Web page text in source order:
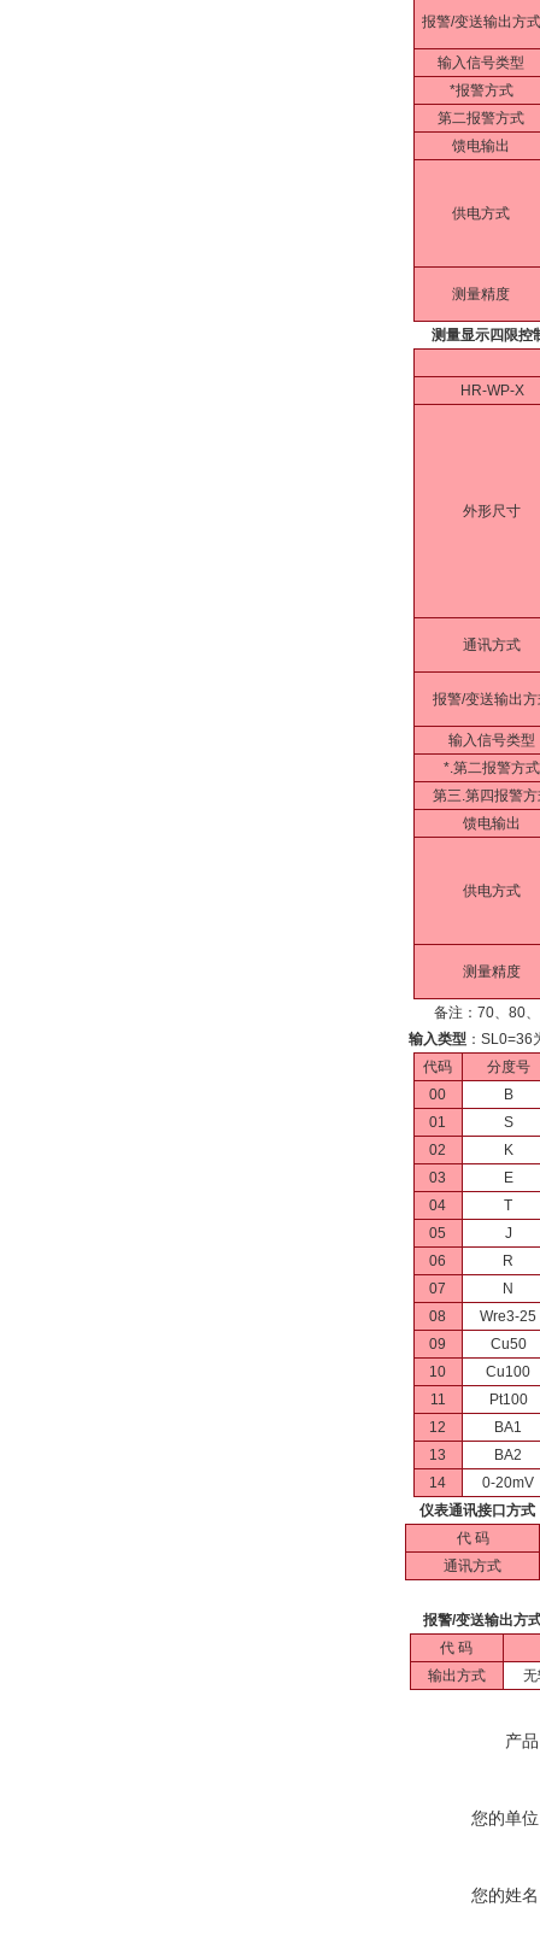
报警/变送输出方式
输入信号类型
*报警方式
第二报警方式
馈电输出
供电方式
测量精度
测量显示四限控
HR-WP-X
外形尺寸
通讯方式
报警/变送输出方
输入信号类型
*.第二报警方式
第三.第四报警方
馈电输出
供电方式
测量精度
备注：70、80、
输入类型 ：
代码
分度号
00
B
01
S
02
K
03
E
04
T
05
J
06
R
07
N
08
Wre3-25
09
Cu50
10
Cu100
11
Pt100
12
BA1
13
BA2
14
0-20mV
仪表通讯接口方式
代 码
通讯方式
报警/变送输出方
代 码
输出方式
产
您的单
您的姓